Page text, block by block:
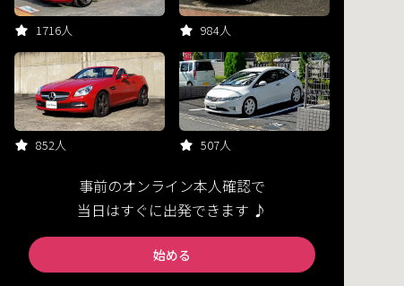
1716人 984人
852人 507人
事前のオンライン本人確認で
当日はすぐに出発できます ♪
始める